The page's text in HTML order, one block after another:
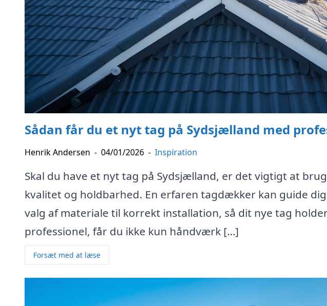
Sådan får du et nyt tag på Sydsjælland med
Henrik Andersen - 04/01/2026 - Inspiration
Skal du have et nyt tag på Sydsjælland, er det vigtigt at
kvalitet og holdbarhed. En erfaren tagdækker kan guide
valg af materiale til korrekt installation, så dit nye tag
professionel, får du ikke kun håndværk […]
Forsæt med at læse